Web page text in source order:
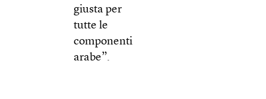
giusta per
tutte le
componenti
arabe”.